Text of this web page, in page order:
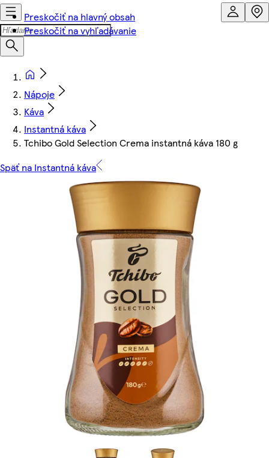
Preskočiť na hlavný obsah
Preskočiť na vyhľadávanie
Nápoje
Káva
Instantná káva
Tchibo Gold Selection Crema instantná káva 180 g
Späť na Instantná káva